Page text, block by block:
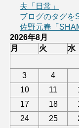
夫「日常」
ブログのタグを
佐野元春「
2026年8月
月
火 水
3
4
10
11
17
18
24
25